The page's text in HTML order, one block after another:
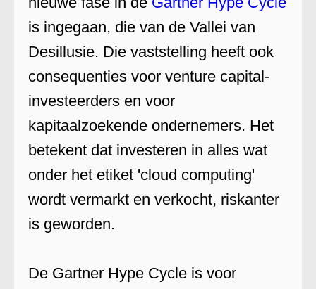
is ingegaan, die van de Vallei van
Desillusie. Die vaststelling heeft ook
consequenties voor venture capital-
investeerders en voor
kapitaalzoekende ondernemers. Het
betekent dat investeren in alles wat
onder het etiket 'cloud computing'
wordt vermarkt en verkocht, riskanter
is geworden.
De Gartner Hype Cycle is voor